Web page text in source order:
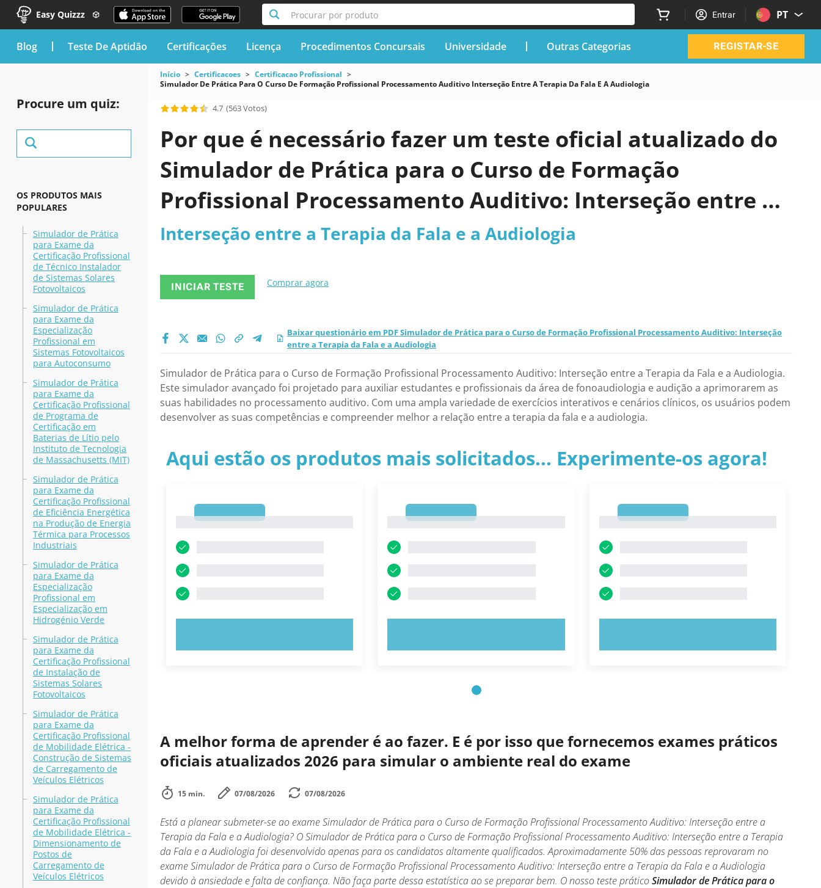
Easy Quizzz Procurar por produto Entrar PT
blog Teste De Aptidão Certificações Licença Procedimentos Concursais Universidade Outras Categorias REGISTAR-SE
Procure um quiz:
OS PRODUTOS MAIS
POPULARES
Simulador de Prática
para Exame da
Certificação Profissional
de Técnico Instalador
de Sistemas Solares
Fotovoltaicos
Simulador de Prática
para Exame da
Especialização
Profissional em
Sistemas Fotovoltaicos
para Autoconsumo
Simulador de Prática
para Exame da
Certificação Profissional
de Programa de
Certificação em
Baterias de Lítio pelo
Instituto de Tecnologia
de Massachusetts (MIT)
Simulador de Prática
para Exame da
Certificação Profissional
de Eficiência Energética
na Produção de Energia
Térmica para Processos
Industriais
Simulador de Prática
para Exame da
Especialização
Profissional em
Especialização em
Hidrogénio Verde
Simulador de Prática
para Exame da
Certificação Profissional
de Instalação de
Sistemas Solares
Fotovoltaicos
Simulador de Prática
para Exame da
Certificação Profissional
de Mobilidade Elétrica -
Construção de Sistemas
de Carregamento de
Veículos Elétricos
Simulador de Prática
para Exame da
Certificação Profissional
de Mobilidade Elétrica -
Dimensionamento de
Postos de
Carregamento de
Veículos Elétricos
Início Certificacoes
Certificacao Profissional
Simulador De Prática Para O Curso De Formação Profissional Processamento Auditivo Interseção Entre A Terapia Da Fala E A Audiologia
4.7 (563 Votos)
Por que é necessário fazer um teste oficial atualizado do
Simulador de Prática para o Curso de Formação
Profissional Processamento Auditivo: Interseção entre a
Terapia da Fala e a Audiologia 2026?
Interseção entre a Terapia da Fala e a Audiologia
INICIAR TESTE Comprar agora
Baixar questionário em PDF Simulador de Prática para o Curso de Formação Profissional Processamento Auditivo: Interseção
entre a Terapia da Fala e a Audiologia
Simulador de Prática para o Curso de Formação Profissional Processamento Auditivo: Interseção entre a Terapia da Fala e a Audiologia.
Este simulador avançado foi projetado para auxiliar estudantes e profissionais da área de fonoaudiologia e audição a aprimorarem as
suas habilidades no processamento auditivo. Com uma ampla variedade de exercícios interativos e cenários clínicos, os usuários podem
desenvolver as suas competências e compreender melhor a relação entre a terapia da fala e a audiologia.
Aqui estão os produtos mais solicitados... Experimente-os agora!
A melhor forma de aprender é ao fazer. E é por isso que fornecemos exames práticos
oficiais atualizados 2026 para simular o ambiente real do exame
15 min. 07/08/2026 07/08/2026
Está a planear submeter-se ao exame Simulador de Prática para o Curso de Formação Profissional Processamento Auditivo: Interseção entre a
Terapia da Fala e a Audiologia? O Simulador de Prática para o Curso de Formação Profissional Processamento Auditivo: Interseção entre a Terapia
da Fala e a Audiologia foi desenvolvido apenas para os candidatos altamente qualificados. Aproximadamente 50% das pessoas reprovaram no
exame Simulador de Prática para o Curso de Formação Profissional Processamento Auditivo: Interseção entre a Terapia da Fala e a Audiologia
devido à ansiedade e falta de confiança. Não faça parte dessa estatística ao se preparar bem. O nosso teste práticoSimulador de Prática para o